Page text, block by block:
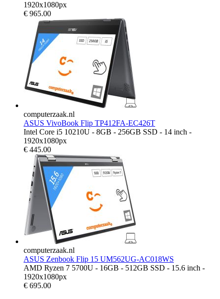
1920x1080px
€ 965.00
computerzaak.nl
ASUS VivoBook Flip TP412FA-EC426T
Intel Core i5 10210U - 8GB - 256GB SSD - 14 inch -
1920x1080px
€ 445.00
computerzaak.nl
ASUS Zenbook Flip 15 UM562UG-AC018WS
AMD Ryzen 7 5700U - 16GB - 512GB SSD - 15.6 inch -
1920x1080px
€ 695.00